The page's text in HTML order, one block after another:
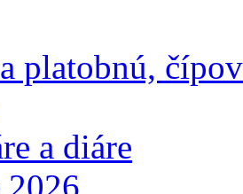
platobnú,
a diáre
2026